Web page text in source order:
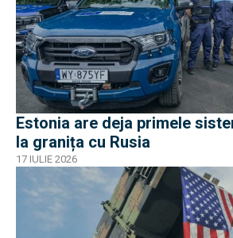
Estonia are deja primele
la granița cu Rusia
17 IULIE 2026